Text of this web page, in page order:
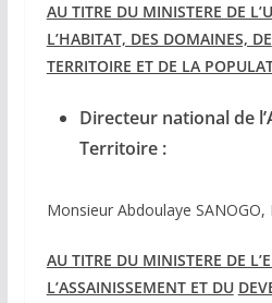
AU TITRE DU MINISTERE DE
L’HABITAT, DES DOMAINES, DE
TERRITOIRE ET DE LA
Directeur national de
Territoire :
Monsieur Abdoulaye SANOGO,
AU TITRE DU MINISTERE DE
L’ASSAINISSEMENT ET DU